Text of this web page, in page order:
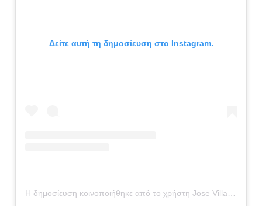
Δείτε αυτή τη δημοσίευση στο Instagram.